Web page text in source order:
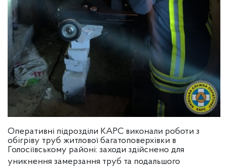
Оперативні підрозділи КАРС виконали роботи з
обігріву труб житлової багатоповерхівки в
Голосіївському районі: заходи здійснено для
уникнення замерзання труб та подальшого